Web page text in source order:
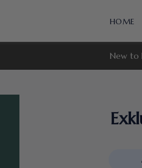
to
HOME
New to